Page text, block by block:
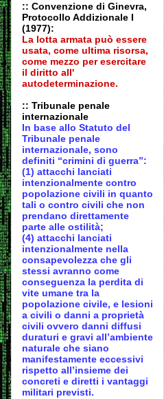
:: Convenzione di Ginevra,
Protocollo Addizionale I
(1977):
La lotta armata può essere
usata, come ultima risorsa,
come mezzo per esercitare
il diritto all'
autodeterminazione.
:: Tribunale penale
internazionale
In base allo Statuto del
Tribunale penale
internazionale, sono
definiti “crimini di guerra”:
(1) attacchi lanciati
intenzionalmente contro
popolazione civili in quanto
tali o contro civili che non
prendano direttamente
parte alle ostilità;
(4) attacchi lanciati
intenzionalmente nella
consapevolezza che gli
stessi avranno come
conseguenza la perdita di
vite umane tra la
popolazione civile, e lesioni
a civili o danni a proprietà
civili ovvero danni diffusi
duraturi e gravi all’ambiente
naturale che siano
manifestamente eccessivi
rispetto all’insieme dei
concreti e diretti i vantaggi
militari previsti.